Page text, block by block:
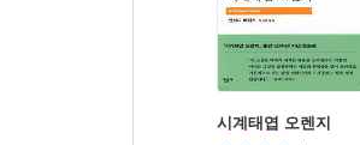
시계태엽 오렌지